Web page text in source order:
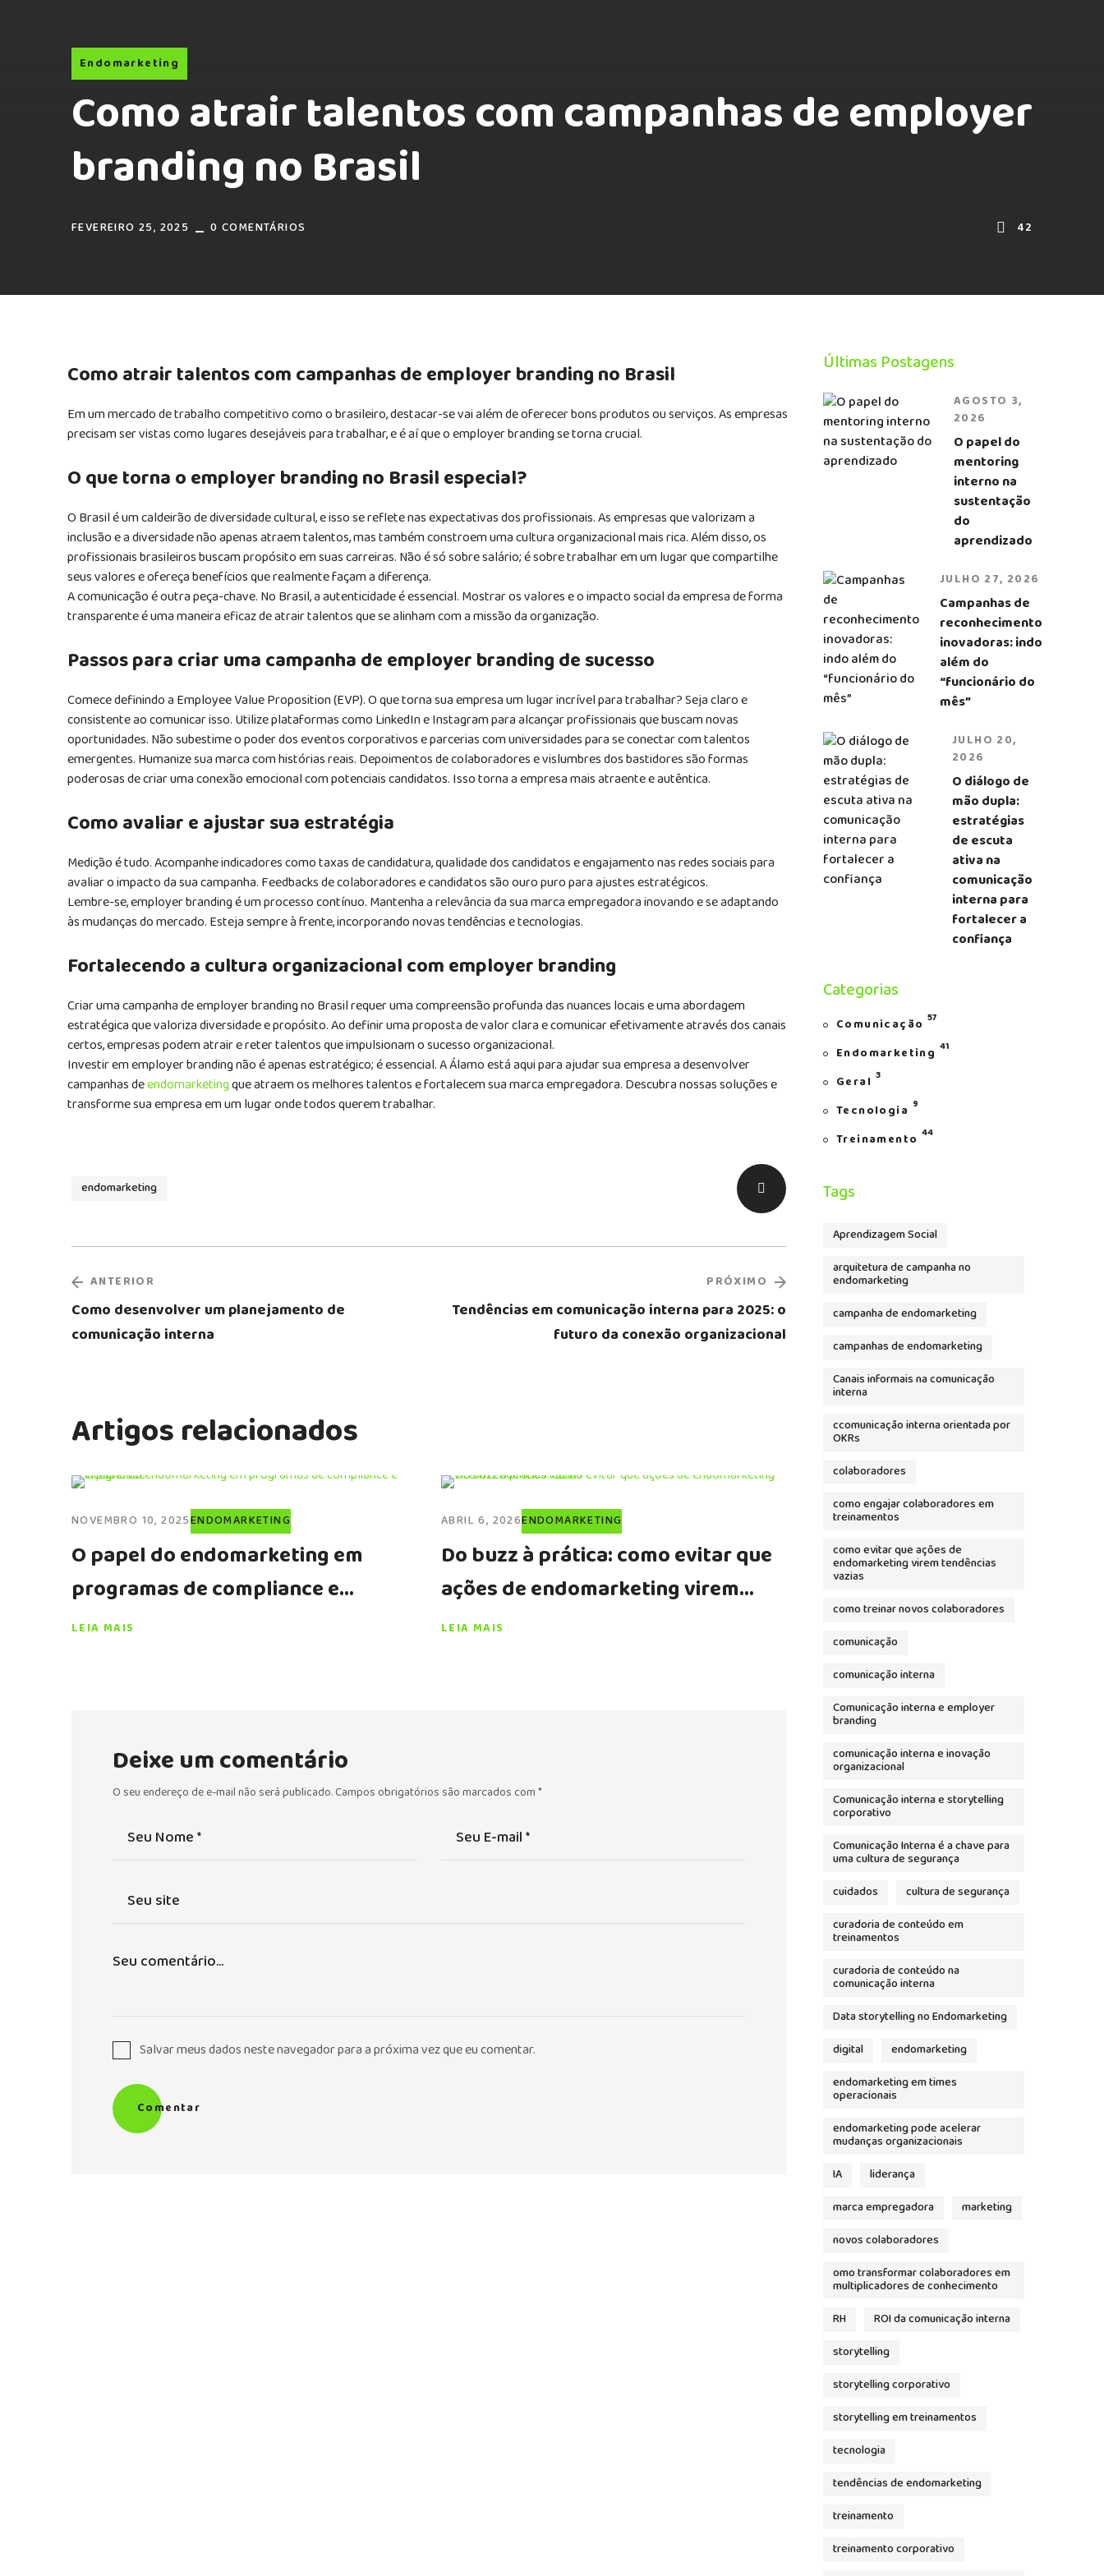
Endomarketing
Como atrair talentos com campanhas de employer
branding no Brasil
FEVEREIRO 25, 2025 0 COMENTÁRIOS 42
Como atrair talentos com campanhas de employer branding no Brasil
Em um mercado de trabalho competitivo como o brasileiro, destacar-se vai além de oferecer bons produtos ou serviços. As empresas
precisam ser vistas como lugares desejáveis para trabalhar, e é aí que o employer branding se torna crucial.
O que torna o employer branding no Brasil especial?
O Brasil é um caldeirão de diversidade cultural, e isso se reflete nas expectativas dos profissionais. As empresas que valorizam a
inclusão e a diversidade não apenas atraem talentos, mas também constroem uma cultura organizacional mais rica. Além disso, os
profissionais brasileiros buscam propósito em suas carreiras. Não é só sobre salário; é sobre trabalhar em um lugar que compartilhe
seus valores e ofereça benefícios que realmente façam a diferença.
A comunicação é outra peça-chave. No Brasil, a autenticidade é essencial. Mostrar os valores e o impacto social da empresa de forma
transparente é uma maneira eficaz de atrair talentos que se alinham com a missão da organização.
Passos para criar uma campanha de employer branding de sucesso
Comece definindo a Employee Value Proposition (EVP). O que torna sua empresa um lugar incrível para trabalhar? Seja claro e
consistente ao comunicar isso. Utilize plataformas como LinkedIn e Instagram para alcançar profissionais que buscam novas
oportunidades. Não subestime o poder dos eventos corporativos e parcerias com universidades para se conectar com talentos
emergentes. Humanize sua marca com histórias reais. Depoimentos de colaboradores e vislumbres dos bastidores são formas
poderosas de criar uma conexão emocional com potenciais candidatos. Isso torna a empresa mais atraente e autêntica.
Como avaliar e ajustar sua estratégia
Medição é tudo. Acompanhe indicadores como taxas de candidatura, qualidade dos candidatos e engajamento nas redes sociais para
avaliar o impacto da sua campanha. Feedbacks de colaboradores e candidatos são ouro puro para ajustes estratégicos.
Lembre-se, employer branding é um processo contínuo. Mantenha a relevância da sua marca empregadora inovando e se adaptando
às mudanças do mercado. Esteja sempre à frente, incorporando novas tendências e tecnologias.
Fortalecendo a cultura organizacional com employer branding
Criar uma campanha de employer branding no Brasil requer uma compreensão profunda das nuances locais e uma abordagem
estratégica que valoriza diversidade e propósito. Ao definir uma proposta de valor clara e comunicar efetivamente através dos canais
certos, empresas podem atrair e reter talentos que impulsionam o sucesso organizacional.
Investir em employer branding não é apenas estratégico; é essencial. A Álamo está aqui para ajudar sua empresa a desenvolver
campanhas deendomarketingque atraem os melhores talentos e fortalecem sua marca empregadora. Descubra nossas soluções e
transforme sua empresa em um lugar onde todos querem trabalhar.
endomarketing
ANTERIOR
Como desenvolver um planejamento de
comunicação interna
PRÓXIMO
Tendências em comunicação interna para 2025: o
futuro da conexão organizacional
Artigos relacionados
NOVEMBRO 10, 2025ENDOMARKETING
O papel do endomarketing em
programas de compliance e
integridade
LEIA MAIS
ABRIL 6, 2026ENDOMARKETING
Do buzz à prática: como evitar que
ações de endomarketing virem
tendências vazias
LEIA MAIS
MAIO 2, 2025ENDOMARKETING
Diagnóstico em
como transformar dados em
engajamento e resultados
Deixe um comentário
O seu endereço de e-mail não será publicado.Campos obrigatórios são marcados com*
Salvar meus dados neste navegador para a próxima vez que eu comentar.
Comentar
Últimas Postagens
AGOSTO 3,
2026
O papel do
mentoring
interno na
sustentação
do
aprendizado
JULHO 27, 2026
Campanhas de
reconhecimento
inovadoras: indo
além do
“funcionário do
mês”
JULHO 20,
2026
O diálogo de
mão dupla:
estratégias
de escuta
ativa na
comunicação
interna para
fortalecer a
confiança
Categorias
Comunicação 57
Endomarketing 41
Geral 3
Tecnologia 9
Treinamento 44
Tags
Aprendizagem Social
arquitetura de campanha no
endomarketing
campanha de endomarketing
campanhas de endomarketing
Canais informais na comunicação
interna
ccomunicação interna orientada por
OKRs
colaboradores
como engajar colaboradores em
treinamentos
como evitar que ações de
endomarketing virem tendências
vazias
como treinar novos colaboradores
comunicação
comunicação interna
Comunicação interna e employer
branding
comunicação interna e inovação
organizacional
Comunicação interna e storytelling
corporativo
Comunicação Interna é a chave para
uma cultura de segurança
cuidados
cultura de segurança
curadoria de conteúdo em
treinamentos
curadoria de conteúdo na
comunicação interna
Data storytelling no Endomarketing
digital
endomarketing
endomarketing em times
operacionais
endomarketing pode acelerar
mudanças organizacionais
IA
liderança
marca empregadora
marketing
novos colaboradores
omo transformar colaboradores em
multiplicadores de conhecimento
RH
ROI da comunicação interna
storytelling
storytelling corporativo
storytelling em treinamentos
tecnologia
tendências de endomarketing
treinamento
treinamento corporativo